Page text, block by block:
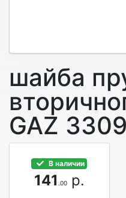
шайба
GAZ
В наличии
141 .00р.